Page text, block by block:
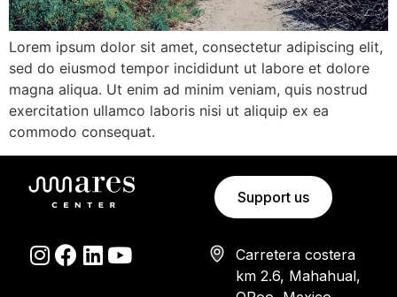
Lorem ipsum dolor sit amet, consectetur adipiscing elit,
sed do eiusmod tempor incididunt ut labore et dolore
magna aliqua. Ut enim ad minim veniam, quis nostrud
exercitation ullamco laboris nisi ut aliquip ex ea
commodo consequat.
Support us
Carretera costera
km 2.6, Mahahual,